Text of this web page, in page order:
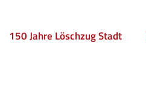
150 Jahre Löschzug Stadt